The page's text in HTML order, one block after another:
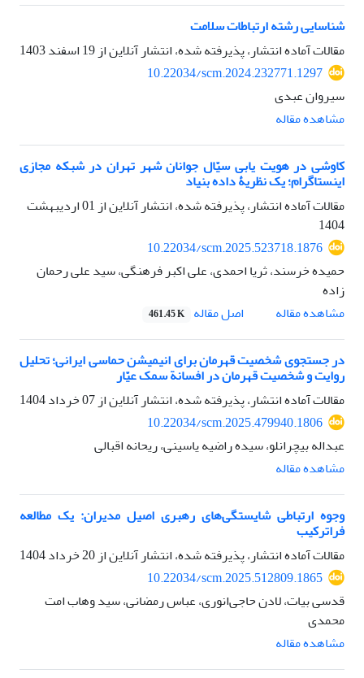
شناسایی رشته ارتباطات سلامت
مقالات آماده انتشار، پذیرفته شده، انتشار آنلاین از19 اسفند 1403
10.22034/scm.2024.232771.1297
سیروان عبدی
مشاهده مقاله
کاوشی در هویت یابی سیّال جوانان شهر تهران در شبکه مجازی
اینستاگرام؛ یک نظریۀ داده بنیاد
مقالات آماده انتشار، پذیرفته شده، انتشار آنلاین از
01 اردیبهشت
1404
10.22034/scm.2025.523718.1876
حمیده خرسند، ثریا احمدی، علی اکبر فرهنگی، سید علی رحمان
زاده
مشاهده مقاله
اصل مقاله 461.45 K
در جستجوی شخصیت قهرمان برای انیمیشن حماسی ایرانی؛ تحلیل
روایت و شخصیت قهرمان در افسانة سمک عیّار
مقالات آماده انتشار، پذیرفته شده، انتشار آنلاین از07 خرداد 1404
10.22034/scm.2025.479940.1806
عبداله بیچرانلو، سیده راضیه یاسینی، ریحانه اقبالی
مشاهده مقاله
وجوه ارتباطی شایستگی‌های رهبری اصیل مدیران: یک مطالعه
فراترکیب
مقالات آماده انتشار، پذیرفته شده، انتشار آنلاین از20 خرداد 1404
10.22034/scm.2025.512809.1865
قدسی بیات، لادن حاجی‌انوری، عباس رمضانی، سید وهاب امت
محمدی
مشاهده مقاله